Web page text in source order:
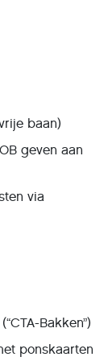
baan)
geven aan
via
Bakken”)
ponskaarten